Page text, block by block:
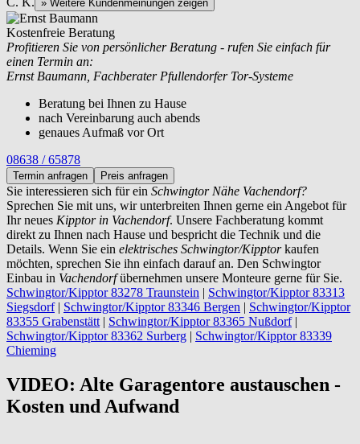
» Weitere Kundenmeinungen zeigen
Kostenfreie Beratung
Profitieren Sie von persönlicher Beratung - rufen Sie einfach für
einen Termin an:
Ernst Baumann, Fachberater Pfullendorfer Tor-Systeme
Beratung bei Ihnen zu Hause
nach Vereinbarung auch abends
genaues Aufmaß vor Ort
08638 / 65878
Termin anfragen Preis anfragen
Sie interessieren sich für ein Schwingtor Nähe Vachendorf?
Sprechen Sie mit uns, wir unterbreiten Ihnen gerne ein Angebot für
Ihr neues Kipptor in Vachendorf. Unsere Fachberatung kommt
direkt zu Ihnen nach Hause und bespricht die Technik und die
Details. Wenn Sie ein elektrisches Schwingtor/Kipptorkaufen
möchten, sprechen Sie ihn einfach darauf an. Den Schwingtor
Einbau in Vachendorfübernehmen unsere Monteure gerne für Sie.
Schwingtor/Kipptor 83278 Traunstein | Schwingtor/Kipptor 83313
Siegsdorf| Schwingtor/Kipptor 83346 Bergen | Schwingtor/Kipptor
83355 Grabenstätt | Schwingtor/Kipptor 83365 Nußdorf|
Schwingtor/Kipptor 83362 Surberg | Schwingtor/Kipptor 83339
Chieming
VIDEO: Alte Garagentore austauschen -
Kosten und Aufwand